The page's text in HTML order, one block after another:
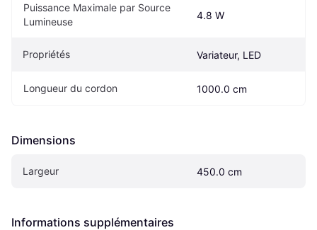
Puissance Maximale par Source
Lumineuse
4.8 W
Propriétés Variateur, LED
Longueur du cordon 1000.0 cm
Dimensions
Largeur 450.0 cm
Informations supplémentaires